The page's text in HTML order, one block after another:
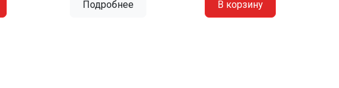
Подробнее В корзину